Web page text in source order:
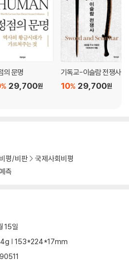
의 문명
29,700원
%
기독교-이슬람 전쟁사
29,700원
10%
평/비판
국제사회비평
측
15일
| 153*224*17mm